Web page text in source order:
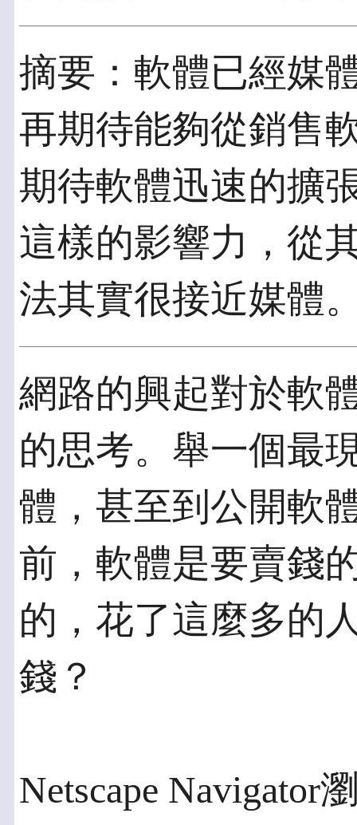
摘要：軟體已經媒
再期待能夠從銷售
期待軟體迅速的擴
這樣的影響力，從
法其實很接近媒體
網路的興起對於軟
的思考。舉一個最
體，甚至到公開軟
前，軟體是要賣錢
的，花了這麼多的
錢？
Netscape Navigator